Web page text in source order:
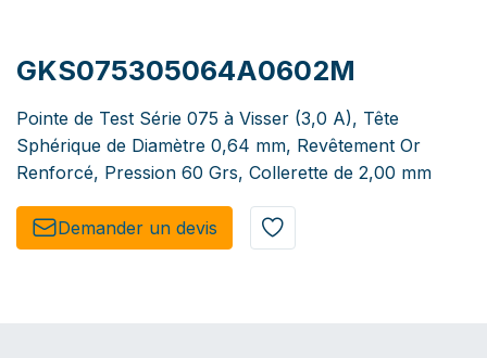
GKS075305064A0602M
Pointe de Test Série 075 à Visser (3,0 A), Tête
Sphérique de Diamètre 0,64 mm, Revêtement Or
Renforcé, Pression 60 Grs, Collerette de 2,00 mm
Demander un de​​vis​​